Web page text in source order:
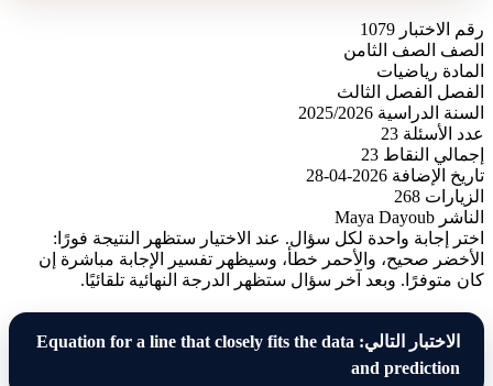
رقم الاختبار 1079
الصف
الصف الثامن
المادة رياضيات
الفصل
الفصل الثالث
السنة الدراسية 2025/2026
عدد الأسئلة 23
إجمالي النقاط 23
تاريخ الإضافة 2026-04-28
الزيارات 268
الناشر Maya Dayoub
اختر إجابة واحدة لكل سؤال. عند الاختيار ستظهر النتيجة فورًا:
الأخضر صحيح، والأحمر خطأ، وسيظهر تفسير الإجابة مباشرة إن
كان متوفرًا. وبعد آخر سؤال ستظهر الدرجة النهائية تلقائيًا.
الاختبار التالي: Equation for a line that closely fits the data
and prediction